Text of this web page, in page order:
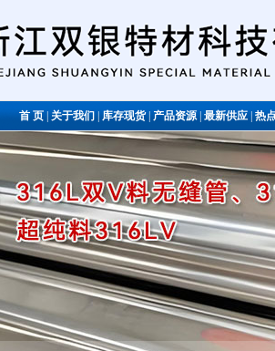
首 页关于我们库存现货|产品资源|最新供应|热